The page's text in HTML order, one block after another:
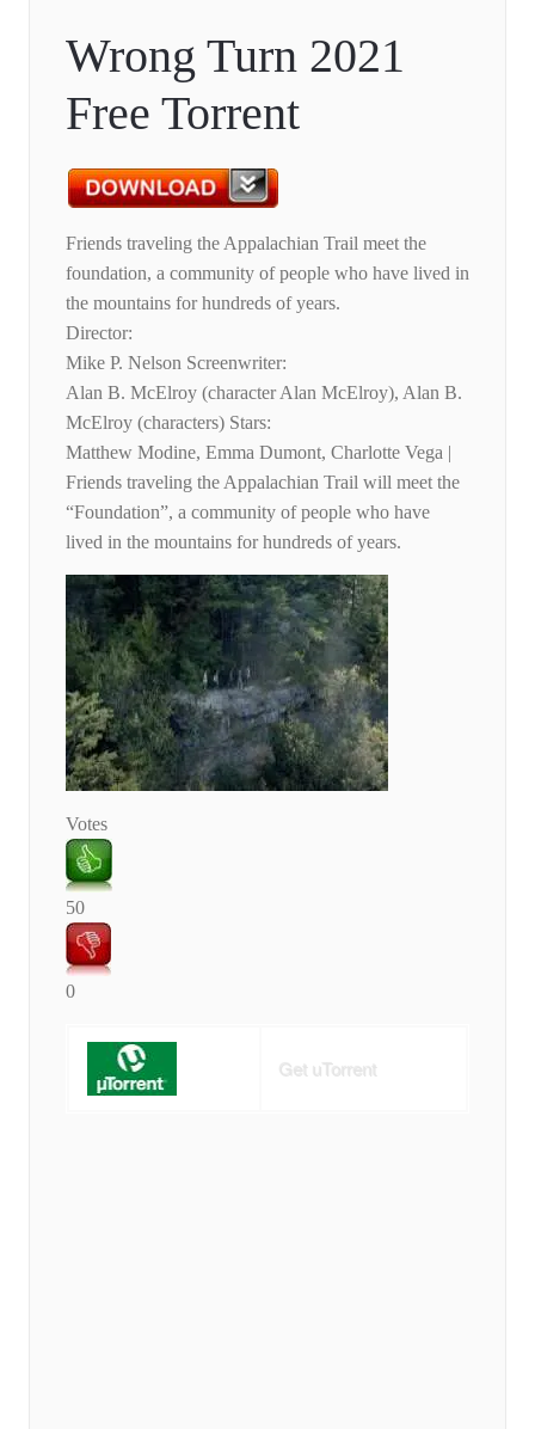
Wrong Turn 2021
Free Torrent
Friends traveling the Appalachian Trail meet the
foundation, a community of people who have lived in
the mountains for hundreds of years.
Director:
Mike P. Nelson Screenwriter:
Alan B. McElroy (character Alan McElroy), Alan B.
McElroy (characters) Stars:
Matthew Modine, Emma Dumont, Charlotte Vega |
Friends traveling the Appalachian Trail will meet the
“Foundation”, a community of people who have
lived in the mountains for hundreds of years.
Votes
50
0
Get uTorrent